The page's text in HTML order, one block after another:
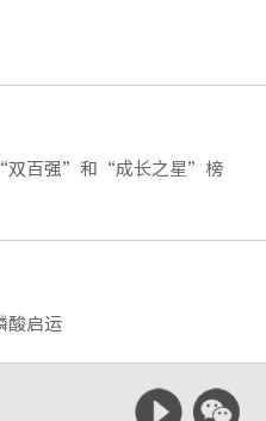
双百强”和“成长之星”榜
酸启运